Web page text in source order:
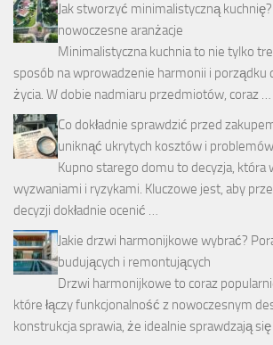
Jak stworzyć minimalistyczną
nowoczesne aranżacje
Minimalistyczna kuchnia to nie tylko
sposób na wprowadzenie harmonii i porządku
życia. W dobie nadmiaru przedmiotów, coraz …
Co dokładnie sprawdzić przed
uniknąć ukrytych kosztów i
Kupno starego domu to decyzja, która
wyzwaniami i ryzykami. Kluczowe jest, aby
decyzji dokładnie ocenić …
Jakie drzwi harmonijkowe wybrać?
budujących i remontujących
Drzwi harmonijkowe to coraz
które łączy funkcjonalność z nowoczesnym
konstrukcja sprawia, że idealnie sprawdzają